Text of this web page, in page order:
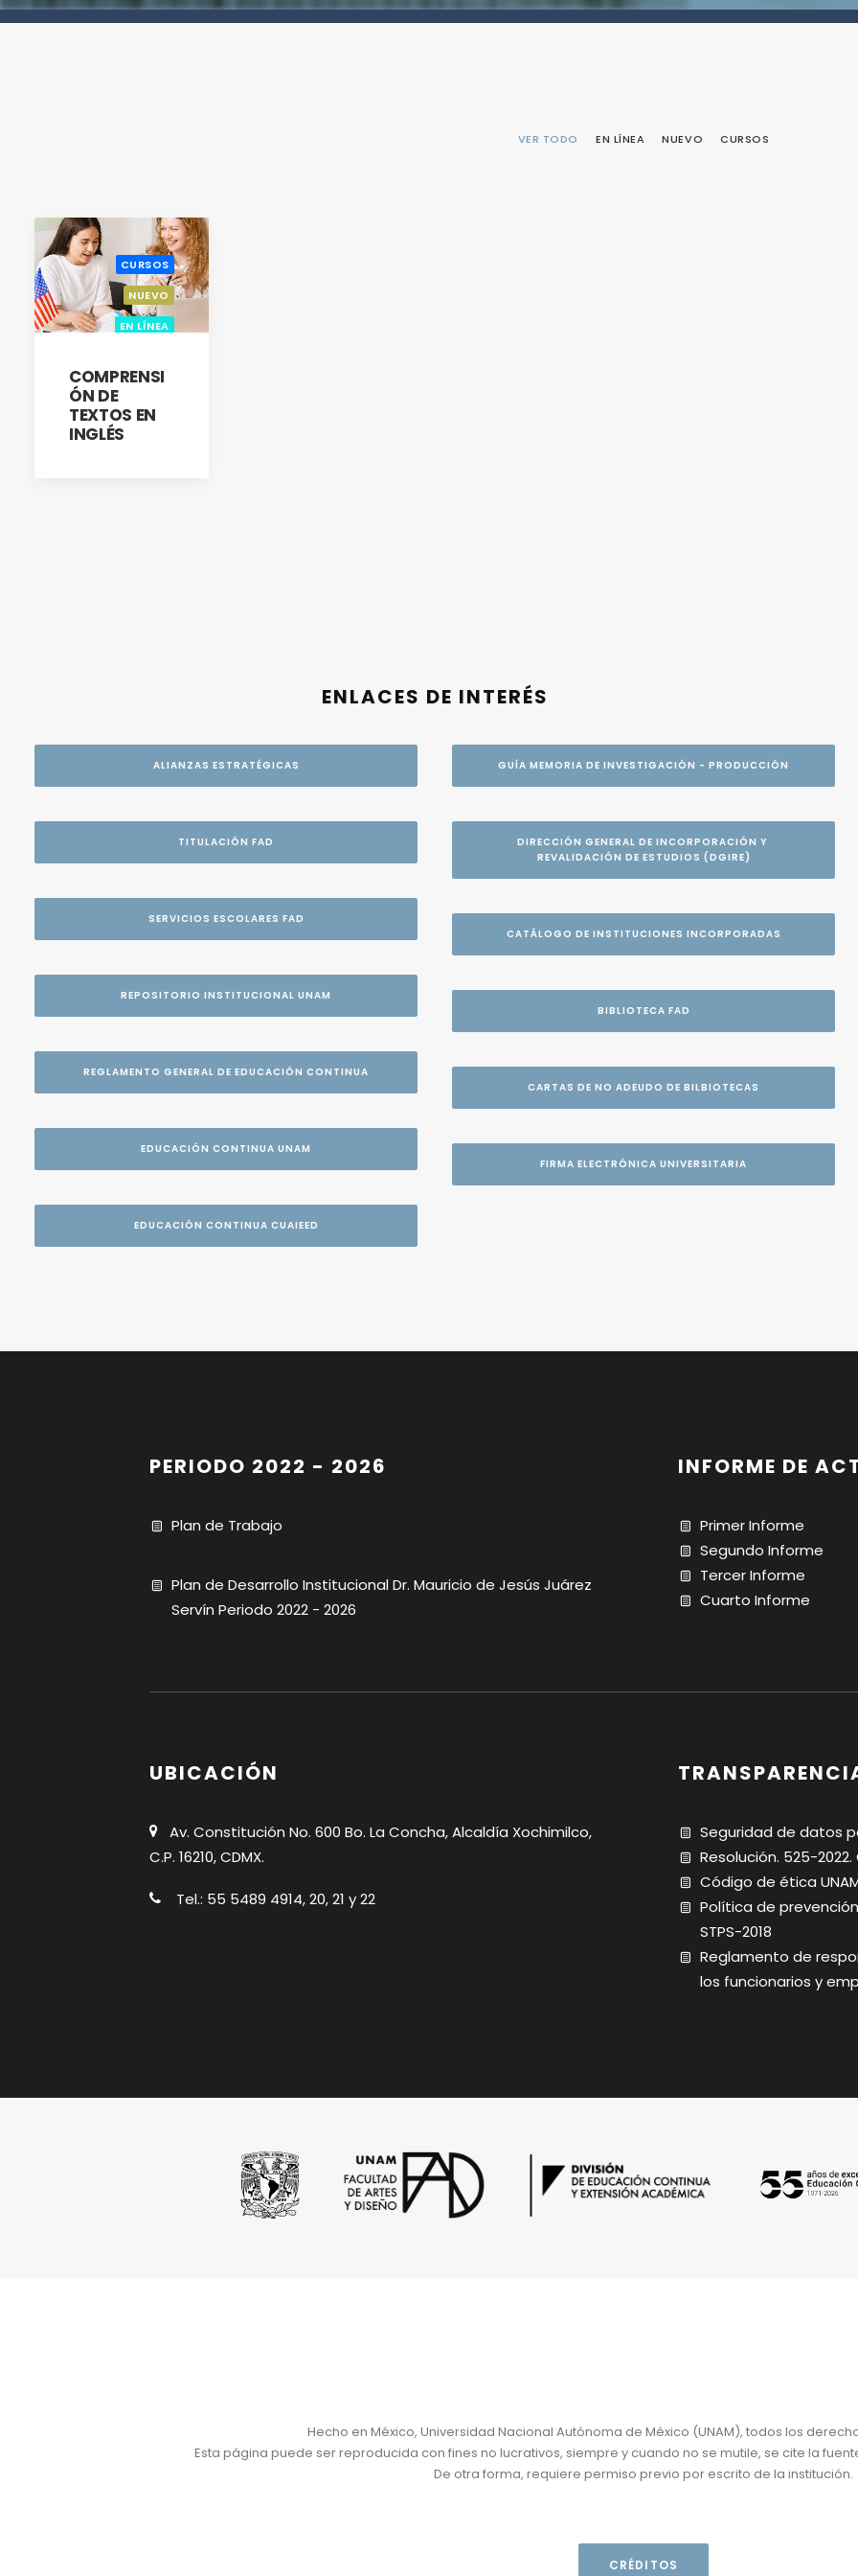
VER TODO EN LÍNEA NUEVO CURSOS
CURSOS
NUEVO
EN LÍNEA
COMPRENSI
ÓN DE
TEXTOS EN
INGLÉS
ENLACES DE INTERÉS
ALIANZAS ESTRATÉGICAS
TITULACIÓN FAD
SERVICIOS ESCOLARES FAD
REPOSITORIO INSTITUCIONAL UNAM
REGLAMENTO GENERAL DE EDUCACIÓN CONTINUA
EDUCACIÓN CONTINUA UNAM
EDUCACIÓN CONTINUA CUAIEED
GUÍA MEMORIA DE INVESTIGACIÓN - PRODUCCIÓN
DIRECCIÓN GENERAL DE INCORPORACIÓN Y
REVALIDACIÓN DE ESTUDIOS (DGIRE)
CATÁLOGO DE INSTITUCIONES INCORPORADAS
BIBLIOTECA FAD
CARTAS DE NO ADEUDO DE BILBIOTECAS
FIRMA ELECTRÓNICA UNIVERSITARIA
PERIODO 2022 - 2026
Plan de Trabajo
Plan de Desarrollo Institucional Dr. Mauricio de Jesús Juárez
Servín Periodo 2022 - 2026
INFORME DE
Primer Informe
Segundo Informe
Tercer Informe
Cuarto Informe
UBICACIÓN
Av. Constitución No. 600 Bo. La Concha, Alcaldía Xochimilco,
C.P. 16210, CDMX.
Tel.: 55 5489 4914, 20, 21 y 22
Seguridad de datos
Resolución. 525-
Código de ética
Política de
STPS-2018
Reglamento de
los funcionarios y
Hecho en México, Universidad Nacional Autónoma de México (UNAM), todos los
Esta página puede ser reproducida con fines no lucrativos, siempre y cuando no se mutile, se cite la
De otra forma, requiere permiso previo por escrito de la institución.
CRÉDITOS